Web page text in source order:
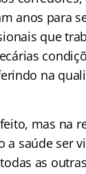
anos para
que
na
mas na
a saúde ser
as